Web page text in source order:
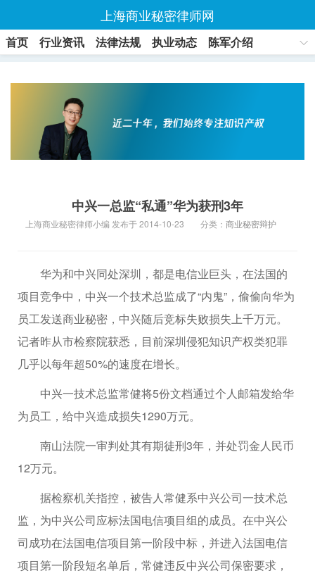
上海商业秘密律师网
首页 行业资讯 法律法规 执业动态
陈军介绍
中兴一总监“私通”华为获刑3年
上海商业秘密律师小编 发布于 2014-10-23 分类： 商业秘密辩护
华为和中兴同处深圳，都是电信业巨头，在法国的
项目竞争中，中兴一个技术总监成了“内鬼”，偷偷向华为
员工发送商业秘密，中兴随后竞标失败损失上千万元。
记者昨从市检察院获悉，目前深圳侵犯知识产权类犯罪
几乎以每年超50%的速度在增长。
中兴一技术总监常健将5份文档通过个人邮箱发给华
为员工，给中兴造成损失1290万元。
南山法院一审判处其有期徒刑3年，并处罚金人民币
12万元。
据检察机关指控，被告人常健系中兴公司一技术总
监，为中兴公司应标法国电信项目组的成员。在中兴公
司成功在法国电信项目第一阶段中标，并进入法国电信
项目第一阶段短名单后，常健违反中兴公司保密要求，